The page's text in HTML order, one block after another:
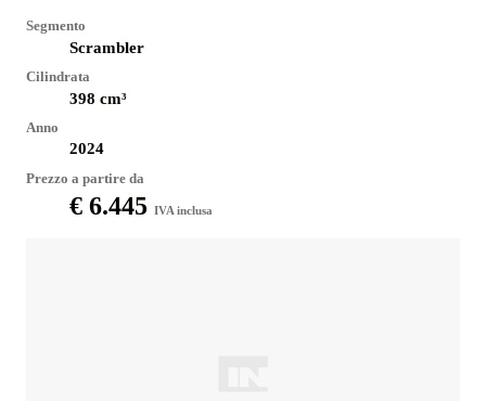
Segmento
Scrambler
Cilindrata
398 cm³
Anno
2024
Prezzo a partire da
€ 6.445 IVA inclusa